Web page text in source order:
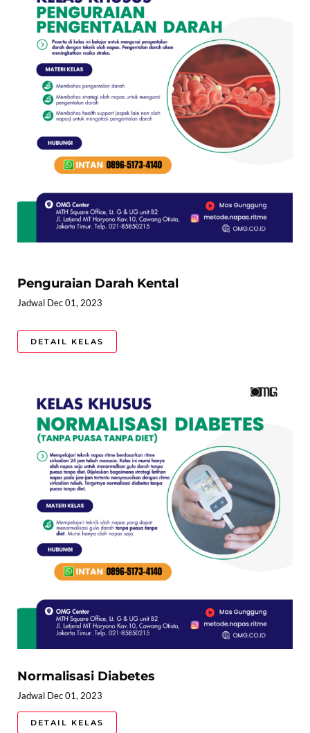
Penguraian Darah Kental
Jadwal Dec 01, 2023
DETAIL KELAS
Normalisasi Diabetes
Jadwal Dec 01, 2023
DETAIL KELAS